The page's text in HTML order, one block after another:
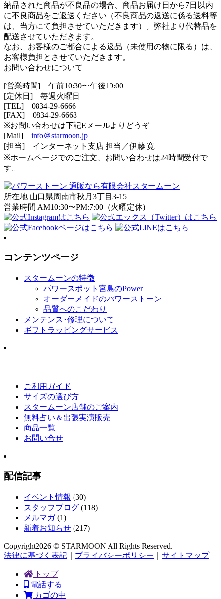
納品された商品が不良品の場合、商品お届け日から7日以内
に不良商品をご返送ください（不良商品の返送に係る送料等
は、当方にて負担させていただきます）。弊社より代替品を
配送させていただきます。
なお、お客様のご都合による返品（未使用の物に限る）は、
お客様負担とさせていただきます。
お問い合わせについて
[営業時間] 午前10:30〜午後19:00
[定休日] 毎週火曜日
[TEL] 0834-29-6666
[FAX] 0834-29-6668
※お問い合わせは下記Eメールよりどうぞ
[Mail] info＠starmoon.jp
[担当] インターネット支店 担当／伊藤 寛
※ホームページでのご注文、お問い合わせは24時間受付で
す。
所在地 山口県周南市秋月3丁目3-15
営業時間 AM10:30〜PM:7:00（火曜定休)
コンテンツページ
スタームーンの特徴
パワースポット宮島のPower
オーダーメイドのパワーストーン
品質へのこだわり
メンテンス･修理について
ギフトラッピングサービス
ご利用ガイド
サイズの選び方
スタームーン店舗のご案内
無料占い＆出張実演販売
商品一覧
お問い合せ
配信記事
イベント情報 (30)
スタッフブログ (118)
メルマガ(1)
新着お知らせ (217)
Copyright2026 © STARMOON All Rights Reserved.
法律に基づく表記
プライバシーポリシー サイトマップ
トップ
電話する
カゴの中